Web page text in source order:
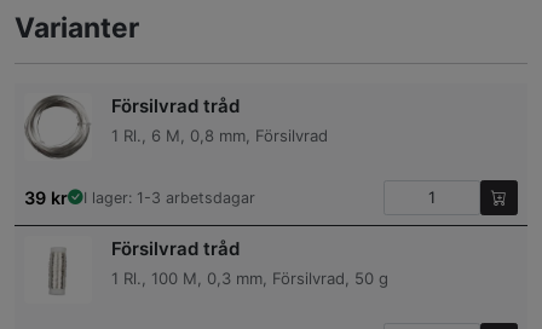
Varianter
Försilvrad tråd
1 Rl., 6 M, 0,8 mm, Försilvrad
39 kr I lager: 1-3 arbetsdagar
Försilvrad tråd
1 Rl., 100 M, 0,3 mm, Försilvrad, 50 g